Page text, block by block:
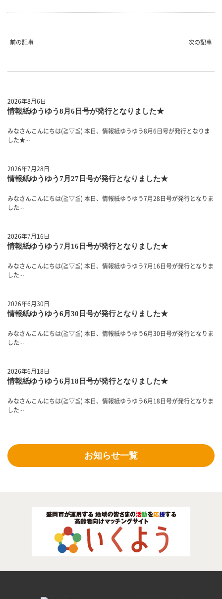
前の記事 次の記事
2026年8月6日
情報紙ゆうゆう8月6日号が発行となりました★
みなさんこんにちは(≧▽≦) 本日、情報紙ゆうゆう8月6日号が発行となりま
した★…
2026年7月28日
情報紙ゆうゆう7月27日号が発行となりました★
みなさんこんにちは(≧▽≦) 本日、情報紙ゆうゆう7月28日号が発行となりま
した…
2026年7月16日
情報紙ゆうゆう7月16日号が発行となりました★
みなさんこんにちは(≧▽≦) 本日、情報紙ゆうゆう7月16日号が発行となりま
した…
2026年6月30日
情報紙ゆうゆう6月30日号が発行となりました★
みなさんこんにちは(≧▽≦) 本日、情報紙ゆうゆう6月30日号が発行となりま
した…
2026年6月18日
情報紙ゆうゆう6月18日号が発行となりました★
みなさんこんにちは(≧▽≦) 本日、情報紙ゆうゆう6月18日号が発行となりま
した…
お知らせ一覧